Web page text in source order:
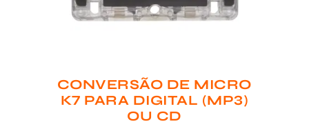
CONVERSÃO DE MICRO
K7 PARA DIGITAL (MP3)
OU CD